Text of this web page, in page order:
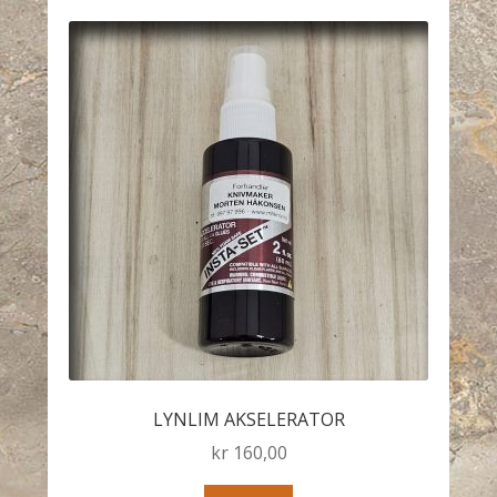
LYNLIM AKSELERATOR
kr160,00